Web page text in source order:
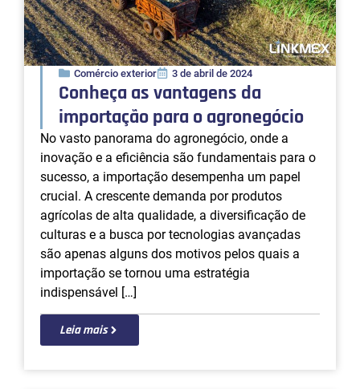
Comércio exterior 3 de abril de 2024
Conheça as vantagens da
importação para o agronegócio
No vasto panorama do agronegócio, onde a
inovação e a eficiência são fundamentais para o
sucesso, a importação desempenha um papel
crucial. A crescente demanda por produtos
agrícolas de alta qualidade, a diversificação de
culturas e a busca por tecnologias avançadas
são apenas alguns dos motivos pelos quais a
importação se tornou uma estratégia
indispensável […]
Leia mais